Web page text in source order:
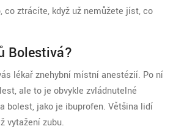
co ztrácíte, když už nemůžete jíst, co
Bolestivá?
lékař znehybní místní anestézií. Po ní
ale to je obvykle zvládnutelné
bolest, jako je ibuprofen. Většina lidí
vytažení zubu.